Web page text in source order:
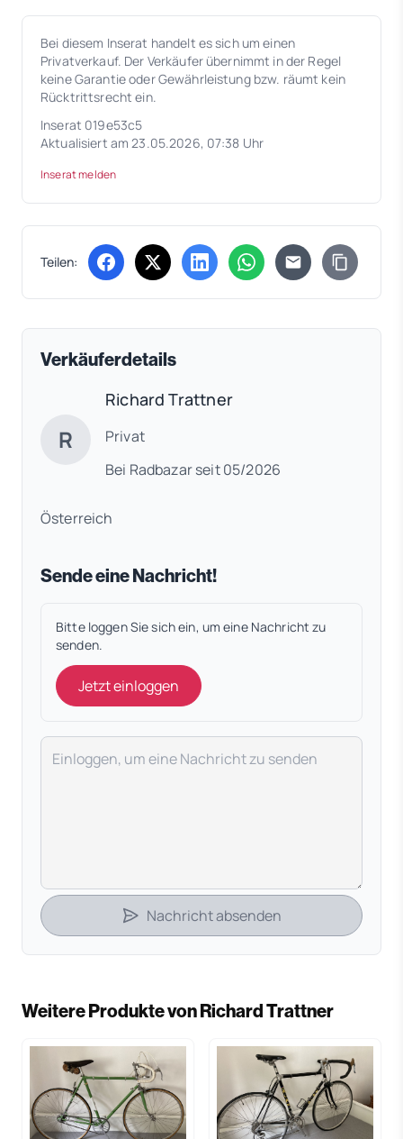
Bei diesem Inserat handelt es sich um einen
Privatverkauf. Der Verkäufer übernimmt in der Regel
keine Garantie oder Gewährleistung bzw. räumt kein
Rücktrittsrecht ein.
Inserat 019e53c5
Aktualisiert am 23.05.2026, 07:38 Uhr
Inserat melden
Teilen: (öffnet in neuem Tab)
(öffnet in neuem Tab)
(öffnet in neuem Tab)
(öffnet in neuem Tab)
Verkäuferdetails
R
Richard Trattner
Privat
Bei Radbazar seit 05/2026
Österreich
Sende eine Nachricht!
Bitte loggen Sie sich ein, um eine Nachricht zu
senden.
Jetzt einloggen
Deine Nachricht
Nachricht absenden
Weitere Produkte von Richard Trattner